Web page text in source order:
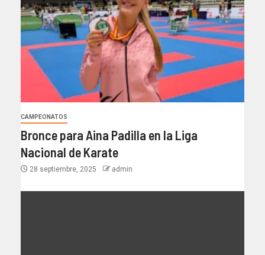
CAMPEONATOS
Bronce para Aina Padilla en la Liga
Nacional de Karate
28 septiembre, 2025 admin